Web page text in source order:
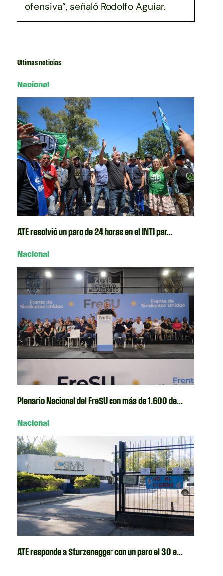
ofensiva”, señaló Rodolfo Aguiar.
Ultimas noticias
Nacional
ATE resolvió un paro de 24 horas en el INTI par...
Nacional
Plenario Nacional del FreSU con más de 1.600 de...
Nacional
ATE responde a Sturzenegger con un paro el 30 e...